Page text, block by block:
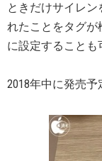
ときだけサイレ
れたことをタグが
に設定することも
2018年中に発売予